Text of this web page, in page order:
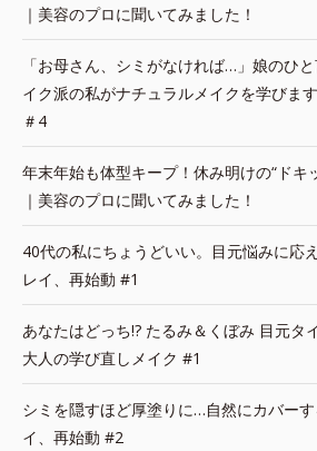
｜美容のプロに聞いてみました！
「お母さん、シミがなければ…」娘のひ
イク派の私がナチュラルメイクを学びま
＃4
年末年始も体型キープ！休み明けの“ドキ
｜美容のプロに聞いてみました！
40代の私にちょうどいい。目元悩みに応
レイ、再始動 #1
あなたはどっち!? たるみ＆くぼみ 目元タ
大人の学び直しメイク #1
シミを隠すほど厚塗りに…自然にカバー
イ、再始動 #2